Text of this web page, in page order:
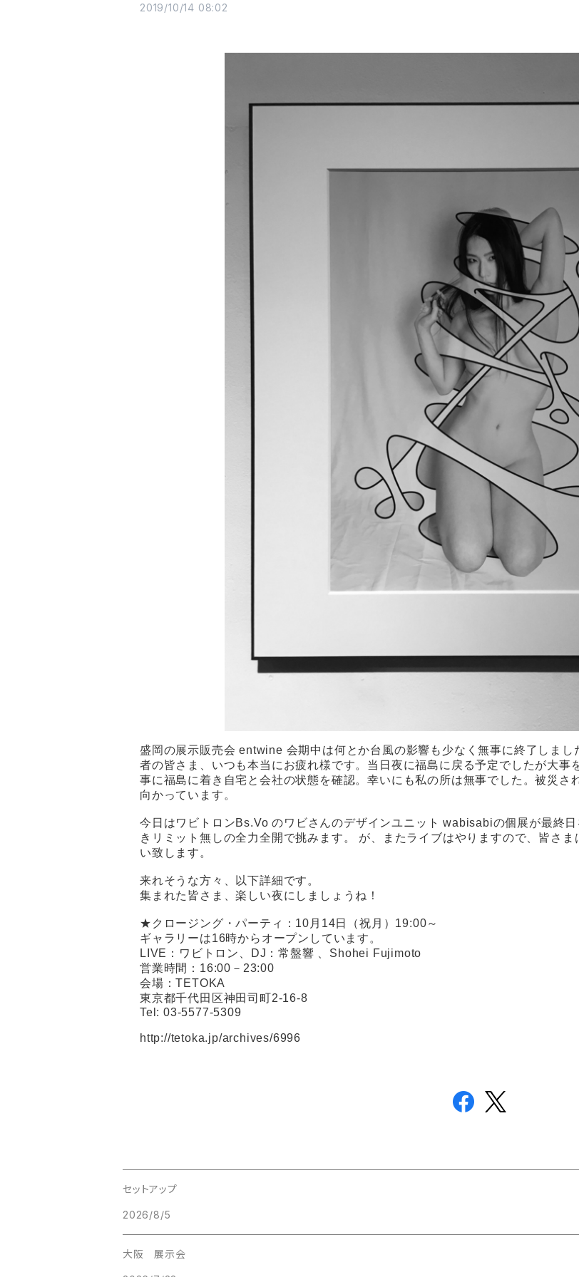
2019/10/14 08:02
盛岡の展示販売会 entwine 会期中は何とか台風の影響も少なく無事に終了しま
者の皆さま、いつも本当にお疲れ様です。当日夜に福島に戻る予定でしたが大事
事に福島に着き自宅と会社の状態を確認。幸いにも私の所は無事でした。被災さ
向かっています。
今日はワビトロンBs.Vo のワビさんのデザインユニット wabisabiの個展が最終
きリミット無しの全力全開で挑みます。 が、またライブはやりますので、皆さ
い致します。
来れそうな方々、以下詳細です。
集まれた皆さま、楽しい夜にしましょうね！
★クロージング・パーティ：10月14日（祝月）19:00～
ギャラリーは16時からオープンしています。
LIVE：ワビトロン、DJ：常盤響 、Shohei Fujimoto
営業時間：16:00－23:00
会場：TETOKA
東京都千代田区神田司町2-16-8
Tel: 03-5577-5309
http://tetoka.jp/archives/6996
セットアップ
2026/8/5
大阪 展示会